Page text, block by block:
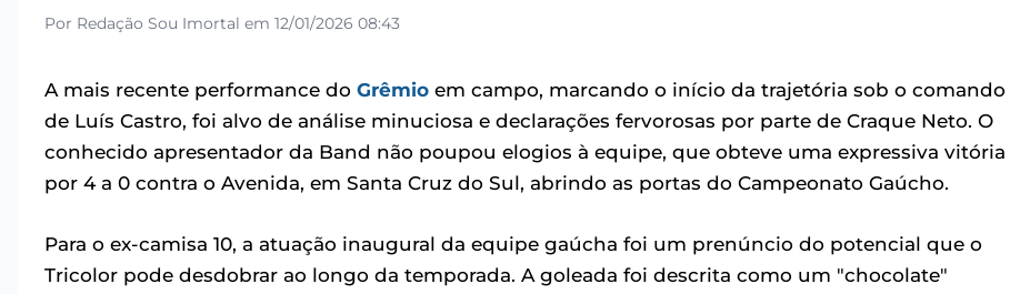
Por Redação Sou Imortal em 12/01/2026 08:43
A mais recente performance do Grêmio em campo, marcando o início da trajetória sob o comando
de Luís Castro, foi alvo de análise minuciosa e declarações fervorosas por parte de Craque Neto. O
conhecido apresentador da Band não poupou elogios à equipe, que obteve uma expressiva vitória
por 4 a 0 contra o Avenida, em Santa Cruz do Sul, abrindo as portas do Campeonato Gaúcho.
Para o ex-camisa 10, a atuação inaugural da equipe gaúcha foi um prenúncio do potencial que o
Tricolor pode desdobrar ao longo da temporada. A goleada foi descrita como um "chocolate"